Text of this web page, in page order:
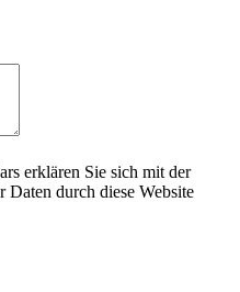
erklären Sie sich mit der
Daten durch diese Website